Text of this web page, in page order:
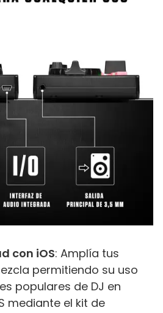
con iOS: Amplía tus
permitiendo su uso
populares de DJ en
mediante el kit de